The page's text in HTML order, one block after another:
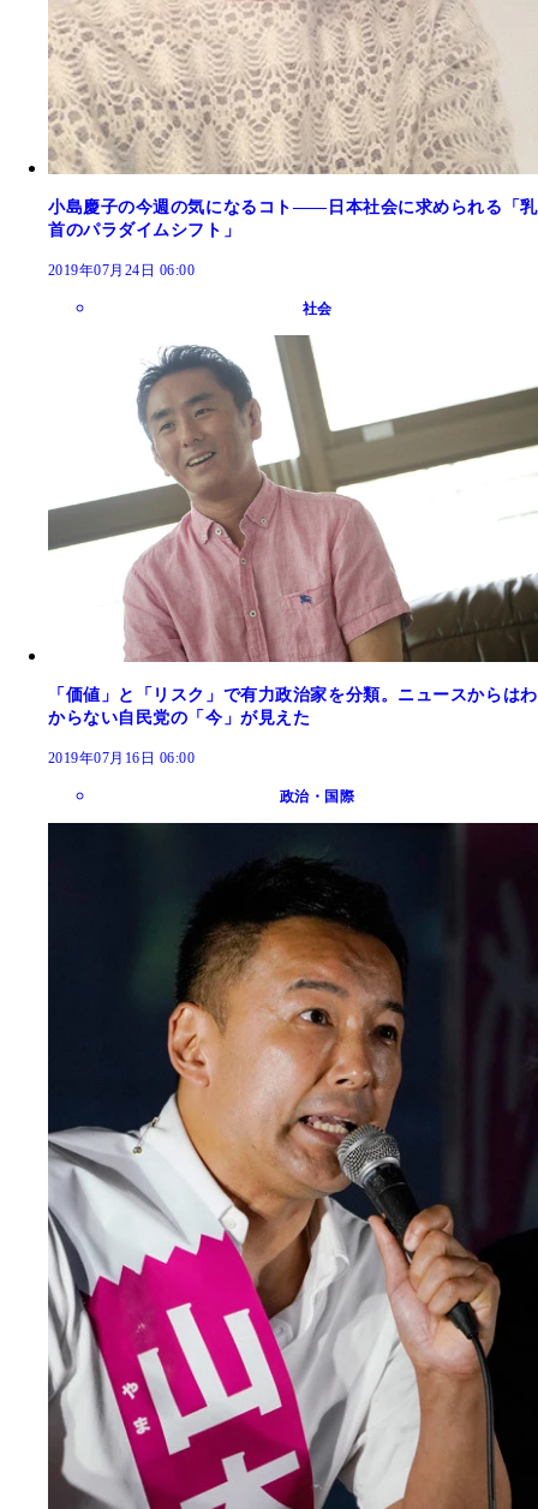
小島慶子の今週の気になるコト――日本社会に求められる「乳
首のパラダイムシフト」
2019年07月24日 06:00
社会
「価値」と「リスク」で有力政治家を分類。ニュースからはわ
からない自民党の「今」が見えた
2019年07月16日 06:00
政治・国際